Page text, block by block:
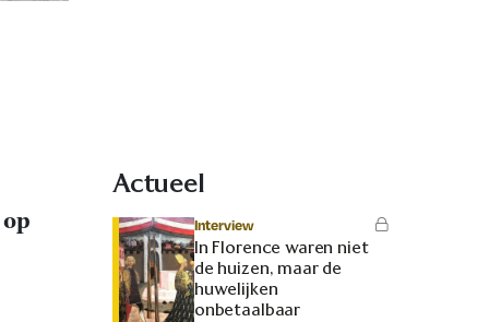
Actueel
Interview
In Florence waren niet
de huizen, maar de
huwelijken
onbetaalbaar